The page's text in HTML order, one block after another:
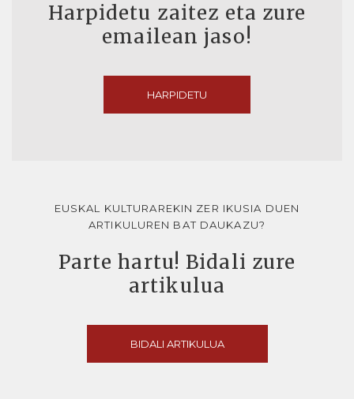
Harpidetu zaitez eta zure
emailean jaso!
HARPIDETU
EUSKAL KULTURAREKIN ZER IKUSIA DUEN
ARTIKULUREN BAT DAUKAZU?
Parte hartu! Bidali zure
artikulua
BIDALI ARTIKULUA